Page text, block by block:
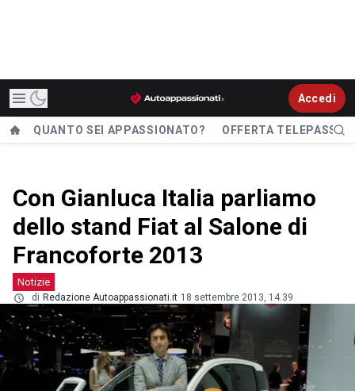
Accedi
QUANTO SEI APPASSIONATO? OFFERTA TELEPASS
Con Gianluca Italia parliamo
dello stand Fiat al Salone di
Francoforte 2013
Notizie
di Redazione Autoappassionati.it 18 settembre 2013, 14.39